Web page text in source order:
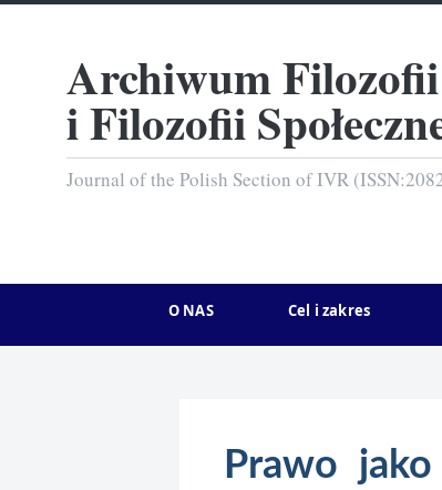
Archiwum
i Filozofii
Journal of the Polish Section of IVR
O NAS Cel i zakres
Prawo